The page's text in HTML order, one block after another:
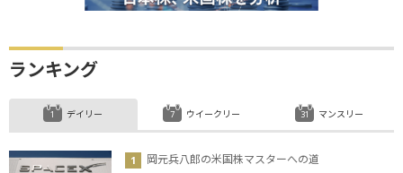
ランキング
デイリー
岡元兵八郎の米国株マスターへの道
ウイークリー マンスリー